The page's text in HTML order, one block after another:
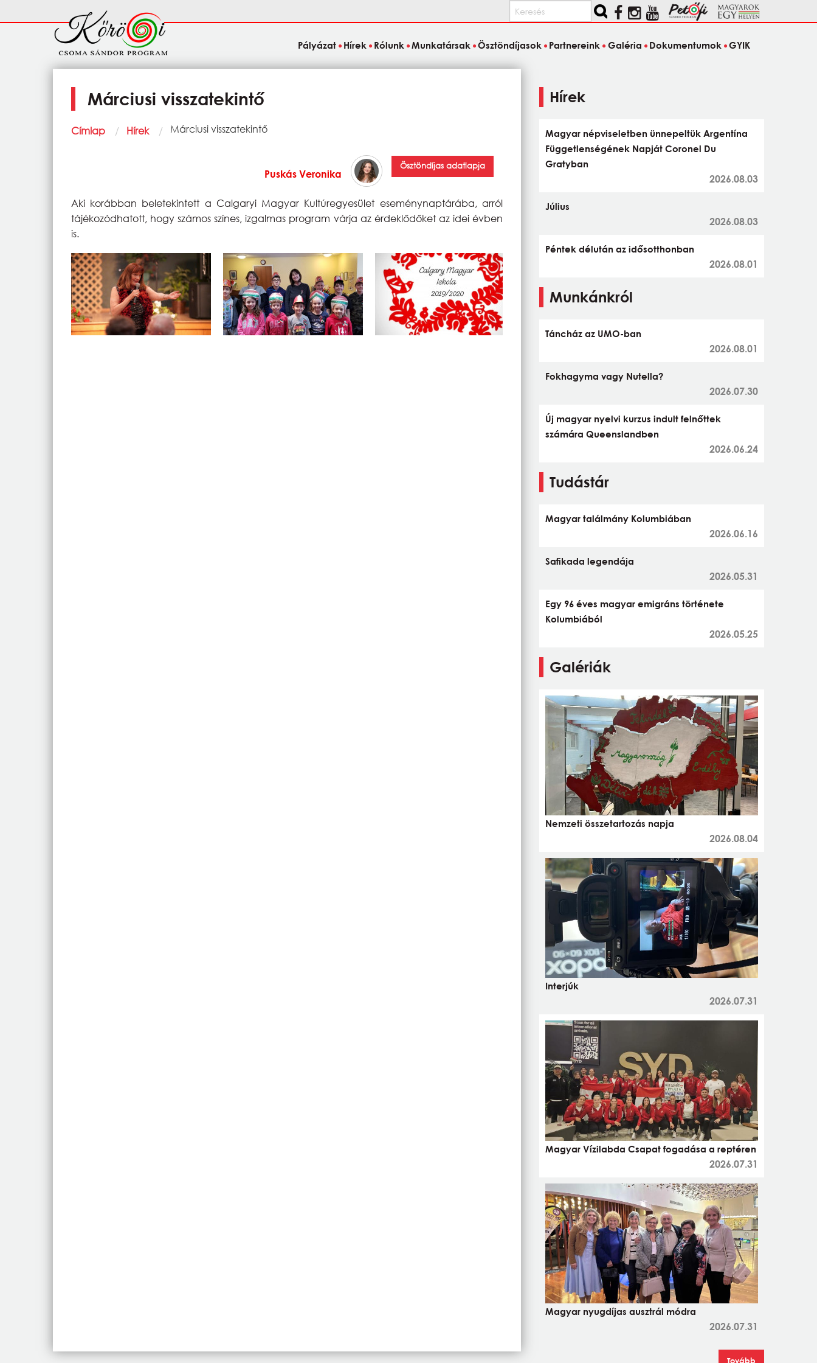
Keresés
Fő
navigáció
Pályázat Hírek Rólunk Munkatársak Ösztöndíjasok Partnereink Galéria Dokumentumok GYIK
Márciusi visszatekintő
Morzsa
Címlap Hírek Current:
Márciusi visszatekintő
Puskás Veronika
Ösztöndíjas adatlapja
Aki korábban beletekintett a Calgaryi Magyar Kultúregyesület eseménynaptárába, arról
tájékozódhatott, hogy számos színes, izgalmas program várja az érdeklődőket az idei évben
is.
Hírek
Magyar népviseletben ünnepeltük Argentína
Függetlenségének Napját Coronel Du
Gratyban
2026.08.03
Július
2026.08.03
Péntek délután az idősotthonban
2026.08.01
Munkánkról
Táncház az UMO-ban
2026.08.01
Fokhagyma vagy Nutella?
2026.07.30
Új magyar nyelvi kurzus indult felnőttek
számára Queenslandben
2026.06.24
Tudástár
Magyar találmány Kolumbiában
2026.06.16
Safikada legendája
2026.05.31
Egy 96 éves magyar emigráns története
Kolumbiából
2026.05.25
Galériák
Nemzeti összetartozás napja
2026.08.04
Interjúk
2026.07.31
Magyar Vízilabda Csapat fogadása a reptéren
2026.07.31
Magyar nyugdíjas ausztrál módra
2026.07.31
Tovább